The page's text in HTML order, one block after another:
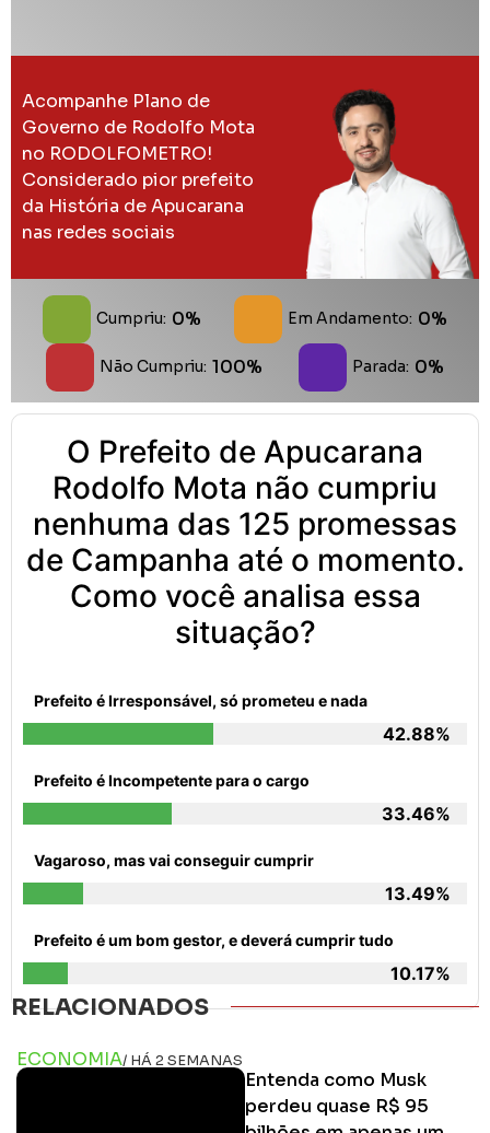
Acompanhe Plano de
Governo de Rodolfo Mota
no RODOLFOMETRO!
Considerado pior prefeito
da História de Apucarana
nas redes sociais
Cumpriu: 0% Em Andamento: 0%
Não Cumpriu: 100% Parada: 0%
O Prefeito de Apucarana
Rodolfo Mota não cumpriu
nenhuma das 125 promessas
de Campanha até o momento.
Como você analisa essa
situação?
Prefeito é Irresponsável, só prometeu e nada
42.88%
Prefeito é Incompetente para o cargo
33.46%
Vagaroso, mas vai conseguir cumprir
13.49%
Prefeito é um bom gestor, e deverá cumprir tudo
10.17%
RELACIONADOS
ECONOMIA/ HÁ 2 SEMANAS
Entenda como Musk
perdeu quase R$ 95